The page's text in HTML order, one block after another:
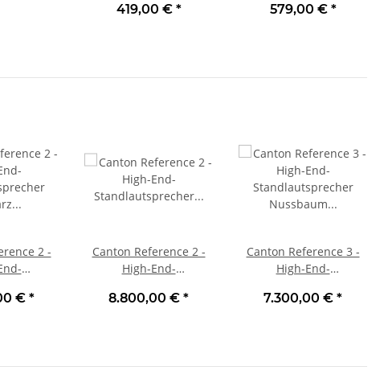
419,00 € *
Atmos Stück | Neu
579,00 € *
2 -
Stück |
€ *
Canton Reference 2 -
High-End-
Weiß Seidenmatt Stück
8.800,00 € *
Canton Reference 3 -
High-End-
Nussbaum Stück | Neu
7.300,00 € *